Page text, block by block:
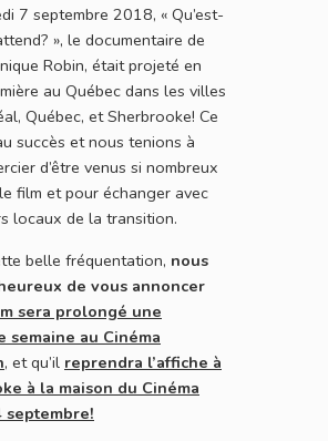
7 septembre 2018, « Qu’est-
», le documentaire de
Robin, était projeté en
au Québec dans les villes
Québec, et Sherbrooke! Ce
succès et nous tenions à
d’être venus si nombreux
film et pour échanger avec
locaux de la transition.
belle fréquentation, nous
de vous annoncer
sera prolongé une
semaine au Cinéma
, et qu’il reprendra l’affiche à
à la maison du Cinéma
septembre!